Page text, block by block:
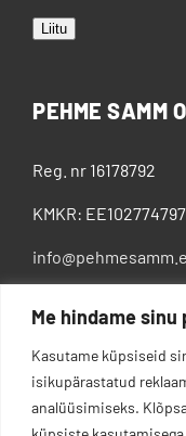
Me hindame
Kasutame küpsiseid
isikupärastatud
analüüsimiseks.
Liitu
PEHME SAMM
Reg. nr 16178792
KMKR: EE102774797